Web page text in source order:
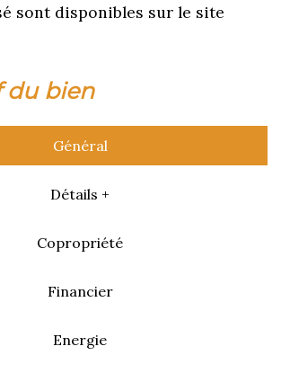
sont disponibles sur le site
du bien
Général
Détails +
Copropriété
Financier
Energie